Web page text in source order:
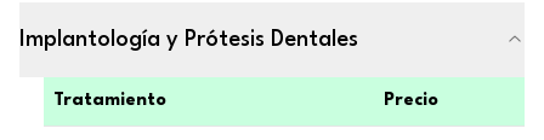
Implantología y Prótesis Dentales
Tratamiento Precio